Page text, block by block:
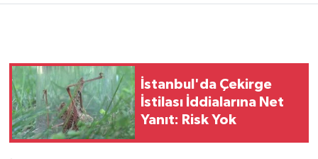
İstanbul'da Çekirge
İstilası İddialarına Net
Yanıt: Risk Yok